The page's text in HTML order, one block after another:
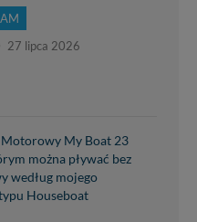
27 lipca 2026
My Boat 23
można pływać bez
według mojego
Houseboat